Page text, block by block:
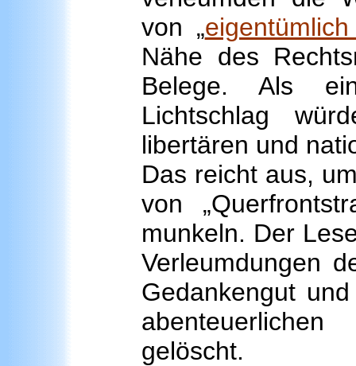
von „
Nähe des
Belege. Als
Lichtschlag
libertären und
Das reicht aus,
von
munkeln. Der
Verleumdungen
Gedankengut
gelöscht.